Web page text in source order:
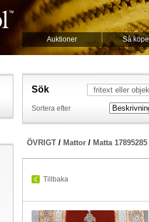
Auktioner Så
Sök
Sortera efter
ÖVRIGT / Mattor / Matta 17895285
Tillbaka